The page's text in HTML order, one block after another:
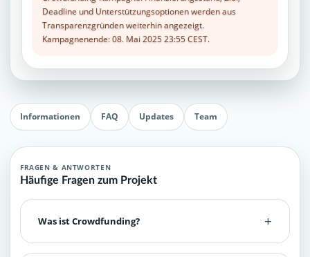
Deadline und Unterstützungsoptionen werden aus
Transparenzgründen weiterhin angezeigt.
Kampagnenende: 08. Mai 2025 23:55 CEST.
Informationen FAQ Updates Team
FRAGEN & ANTWORTEN
Häufige Fragen zum Projekt
Was ist Crowdfunding?